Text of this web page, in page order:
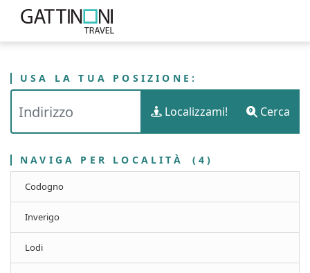
GATTINONI TRAVEL - PROVINCIA DI LODI
USA LA TUA POSIZIONE:
Localizzami! Cerca
NAVIGA PER LOCALITÀ (4)
Codogno
Inverigo
Lodi